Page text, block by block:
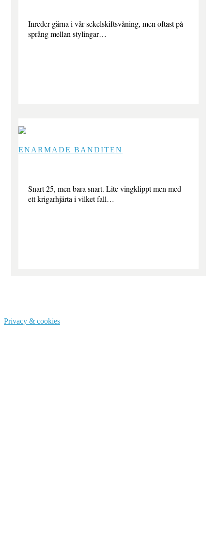
Inreder gärna i vår sekelskiftsvåning, men oftast på
språng mellan stylingar…
ENARMADE BANDITEN
Snart 25, men bara snart. Lite vingklippt men med
ett krigarhjärta i vilket fall…
Privacy & cookies